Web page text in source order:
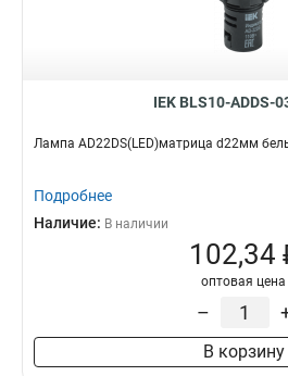
IEK BLS10-ADDS-
Лампа AD22DS(LED)матрица d22мм
Подробнее
Наличие: В наличии
102,34
оптовая цена
–
В корзину